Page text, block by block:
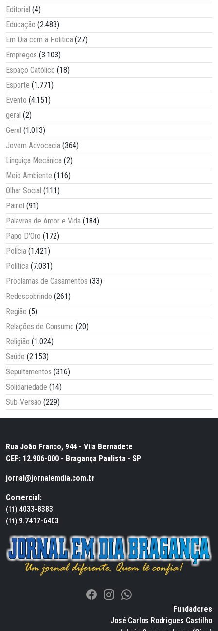
Editorial (4)
Educação (2.483)
Em Dia com a Política (27)
Empregos (3.103)
Espaço Católico (18)
Esporte (1.771)
Evento (4.151)
geral (2)
Geral (1.013)
Jovem Advocacia (364)
Linguiça Mecânica (2)
Meio Ambiente (116)
Olhar Social (111)
Painel (91)
Palavras de Amor e Vida (184)
Papo D'Oro (172)
Polícia (1.421)
Política (7.031)
Proclamas de Casamentos (33)
Redescobrindo (261)
Região (5)
Relações de Consumo (20)
Religião (1.024)
Saúde (2.153)
Sepultamentos (316)
Solidariedade (14)
Sub-Versão (229)
Rua João Franco, 944 - Vila Bernadete
CEP: 12.906-000 - Bragança Paulista - SP
jornal@jornalemdia.com.br
Comercial:
(11) 4033-8383
(11) 9.7417-6403
Fundadores
José Carlos Rodrigues Castilho